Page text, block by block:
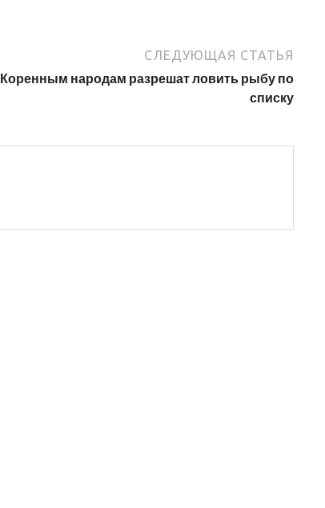
СЛЕДУЮЩАЯ СТАТЬЯ
Коренным народам разрешат ловить рыбу по
списку